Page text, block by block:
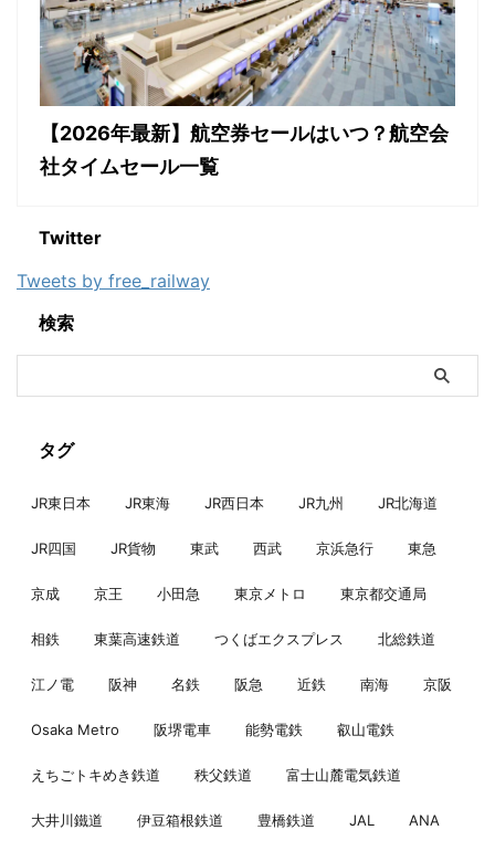
【2026年最新】航空券セールはいつ？航空会
社タイムセール一覧
Twitter
Tweets by free_railway
検索
タグ
JR東日本 JR東海 JR西日本 JR九州 JR北海道
JR四国 JR貨物 東武 西武 京浜急行 東急
京成 京王 小田急 東京メトロ 東京都交通局
相鉄 東葉高速鉄道 つくばエクスプレス 北総鉄道
江ノ電 阪神 名鉄 阪急 近鉄 南海 京阪
Osaka Metro 阪堺電車 能勢電鉄 叡山電鉄
えちごトキめき鉄道 秩父鉄道 富士山麓電気鉄道
大井川鐵道 伊豆箱根鉄道 豊橋鉄道 JAL ANA